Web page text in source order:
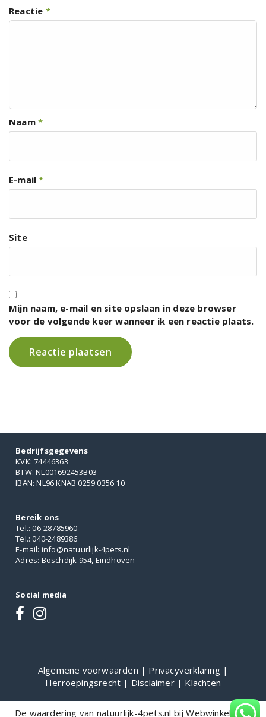
Reactie *
Naam *
E-mail*
Site
Mijn naam, e-mail en site opslaan in deze browser
voor de volgende keer wanneer ik een reactie plaats.
Bedrijfsgegevens
KVK: 74446363
BTW: NL001692453B03
IBAN: NL96 KNAB 0259 0356 10
Bereik ons
Tel.: 06-28785960
Tel.: 040-2489386
E-mail: info@natuurlijk-4pets.nl
Adres: Boschdijk 954, Eindhoven
Social media
Algemene voorwaarden | Privacyverklaring |
Herroepingsrecht | Disclaimer | Klachten
De waardering van natuurlijk-4pets.nl bijWebwinkelKeur